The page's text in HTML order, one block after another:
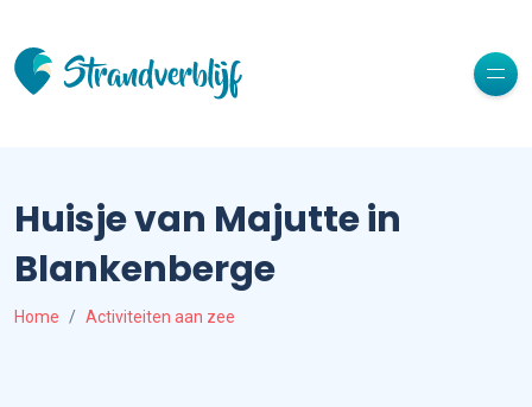
Huisje van Majutte in
Blankenberge
Home Activiteiten aan zee